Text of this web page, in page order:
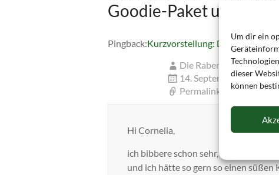
Um dir ein
dieser
können
Goodie-Paket und
Pingback:Kurzvorstellung: Dominic und
Die Rabenmutti
14. September 2014
Permalink
Hi Cornelia,
ich bibbere schon sehr, dass mir die
und ich hätte so gern so einen süßen